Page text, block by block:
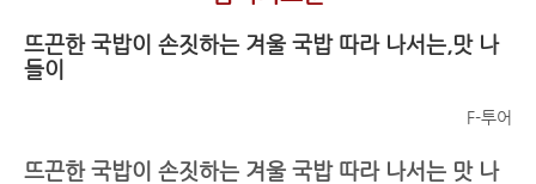
뜨끈한 국밥이 손짓하는 겨울 국밥 따라 나서는,맛 나
들이
F-투어
뜨끈한 국밥이 손짓하는 겨울 국밥 따라 나서는 맛 나